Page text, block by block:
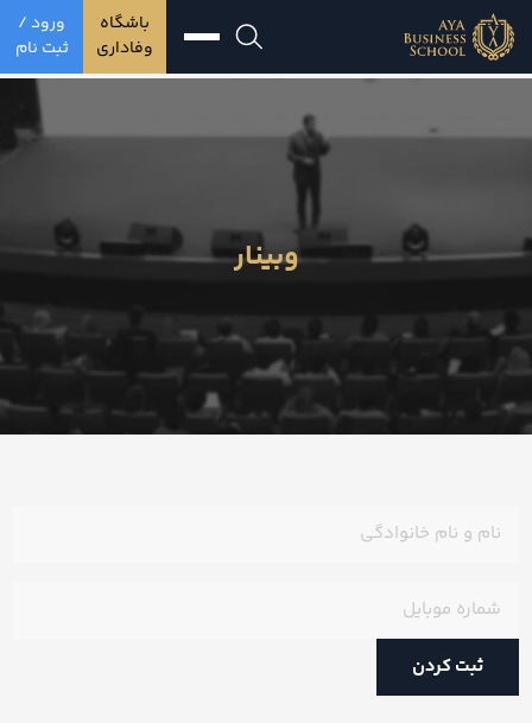
باشگاه
وفاداری
ورود /
ثبت نام
وبینار
نام
شماره
موبایل (ضروری)